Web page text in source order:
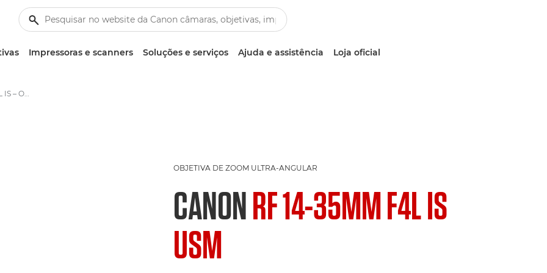
Impressoras e scanners Soluções e serviços Ajuda e assistência Loja oficial
Canon RF 14-35mm F4L IS – Objetivas RF
OBJETIVA DE ZOOM ULTRA-ANGULAR
CANONRF 14-35MM F4L IS
USM